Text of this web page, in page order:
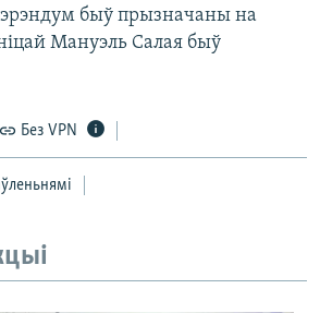
быў прызначаны на
Мануэль Салая быў
Без VPN